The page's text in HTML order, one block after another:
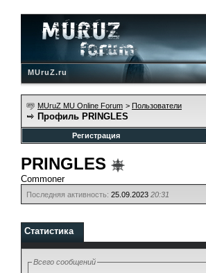
MUruZ.ru
MUruZ MU Online Forum > Пользователи
Профиль PRINGLES
Регистрация
PRINGLES
Commoner
Последняя активность: 25.09.2023 20:31
Статистика
Всего сообщений